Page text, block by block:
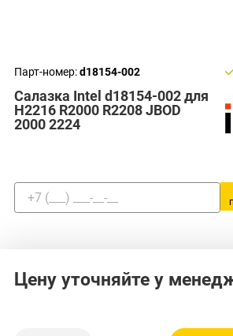
Парт-номер:d18154-002
Салазка Intel d18154-002 для
H2216 R2000 R2208 JBOD
2000 2224
Цену уточняйте у